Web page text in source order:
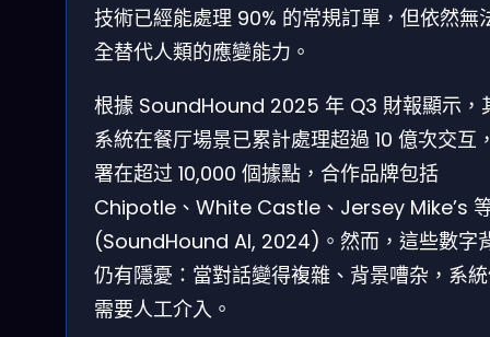
技術已經能處理 90% 的常規訂單，但依然無
全替代人類的應變能力。
根據 SoundHound 2025 年 Q3 財報顯示，
系統在餐厅場景已累計處理超過 10 億次交互
署在超过 10,000 個據點，合作品牌包括
Chipotle、White Castle、Jersey Mike’s
(SoundHound AI, 2024)。然而，這些數字
仍有隱憂：當對話變得複雜、背景嘈杂，系
需要人工介入。